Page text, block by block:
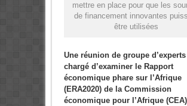
mettre en place pour que les
de financement innovantes
être utilisées
Une réunion de groupe d’experts
chargé d’examiner le Rapport
économique phare sur l’Afrique
(ERA2020) de la Commission
économique pour l’Afrique